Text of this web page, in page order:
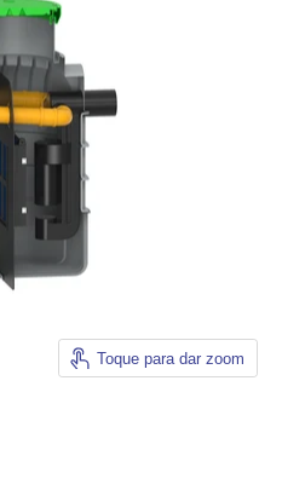
Toque para dar zoom